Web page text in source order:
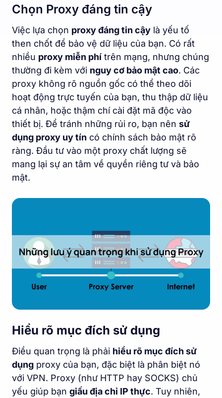
Chọn Proxy đáng tin cậy
Việc lựa chọn proxy đáng tin cậy là yếu tố
then chốt để bảo vệ dữ liệu của bạn. Có rất
nhiều proxy miễn phí trên mạng, nhưng chúng
thường đi kèm với nguy cơ bảo mật cao. Các
proxy không rõ nguồn gốc có thể theo dõi
hoạt động trực tuyến của bạn, thu thập dữ liệu
cá nhân, hoặc thậm chí cài đặt mã độc vào
thiết bị. Để tránh những rủi ro, bạn nên sử
dụng proxy uy tín có chính sách bảo mật rõ
ràng. Đầu tư vào một proxy chất lượng sẽ
mang lại sự an tâm về quyền riêng tư và bảo
mật.
Hiểu rõ mục đích sử dụng
Điều quan trọng là phải hiểu rõ mục đích sử
dụng proxy của bạn, đặc biệt là phân biệt nó
với VPN. Proxy (như HTTP hay SOCKS) chủ
yếu giúp bạn giấu địa chỉ IP thực. Tuy nhiên,